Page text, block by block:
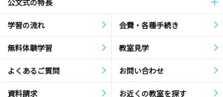
公文式の特長
学習の流れ 会費・各種手続き
無料体験学習 教室見学
よくあるご質問 お問い合わせ
資料請求 お近くの教室を探す